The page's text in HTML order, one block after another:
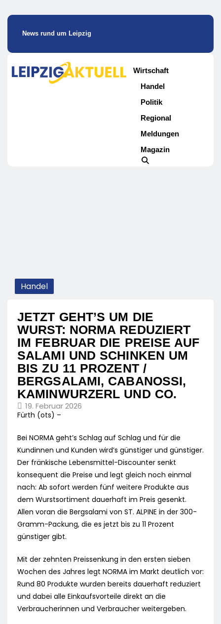
News rund um Leipzig
Wirtschaft
Handel
Politik
Regional
Meldungen
Magazin
Handel
JETZT GEHT’S UM DIE
WURST: NORMA REDUZIERT
IM FEBRUAR DIE PREISE AUF
SALAMI UND SCHINKEN UM
BIS ZU 11 PROZENT /
BERGSALAMI, CABANOSSI,
KAMINWURZERL UND CO.
19. Februar 2026
Fürth (ots) –
Bei NORMA geht’s Schlag auf Schlag und für die
Kundinnen und Kunden wird’s günstiger und günstiger.
Der fränkische Lebensmittel-Discounter senkt
konsequent die Preise und legt gleich noch einmal
nach: Ab sofort werden fünf weitere Produkte aus
dem Wurstsortiment dauerhaft im Preis gesenkt.
Allen voran die Bergsalami von ST. ALPINE in der 300-
Gramm-Packung, die es jetzt bis zu 11 Prozent
günstiger gibt.
Mit der zehnten Preissenkung in den ersten sieben
Wochen des Jahres legt NORMA im Markt deutlich vor:
Rund 80 Produkte wurden bereits dauerhaft reduziert
und dabei alle Einkaufsvorteile direkt an die
Verbraucherinnen und Verbraucher weitergeben.